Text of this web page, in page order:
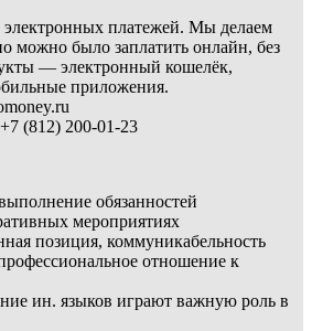
платежей. Мы делаем
можно было заплатить онлайн, без
— электронный кошелёк,
приложения.
(812) 200‑01‑23
обязанностей
мероприятиях
позиция, коммуникабельность
отношение к
ин. языков играют важную роль в